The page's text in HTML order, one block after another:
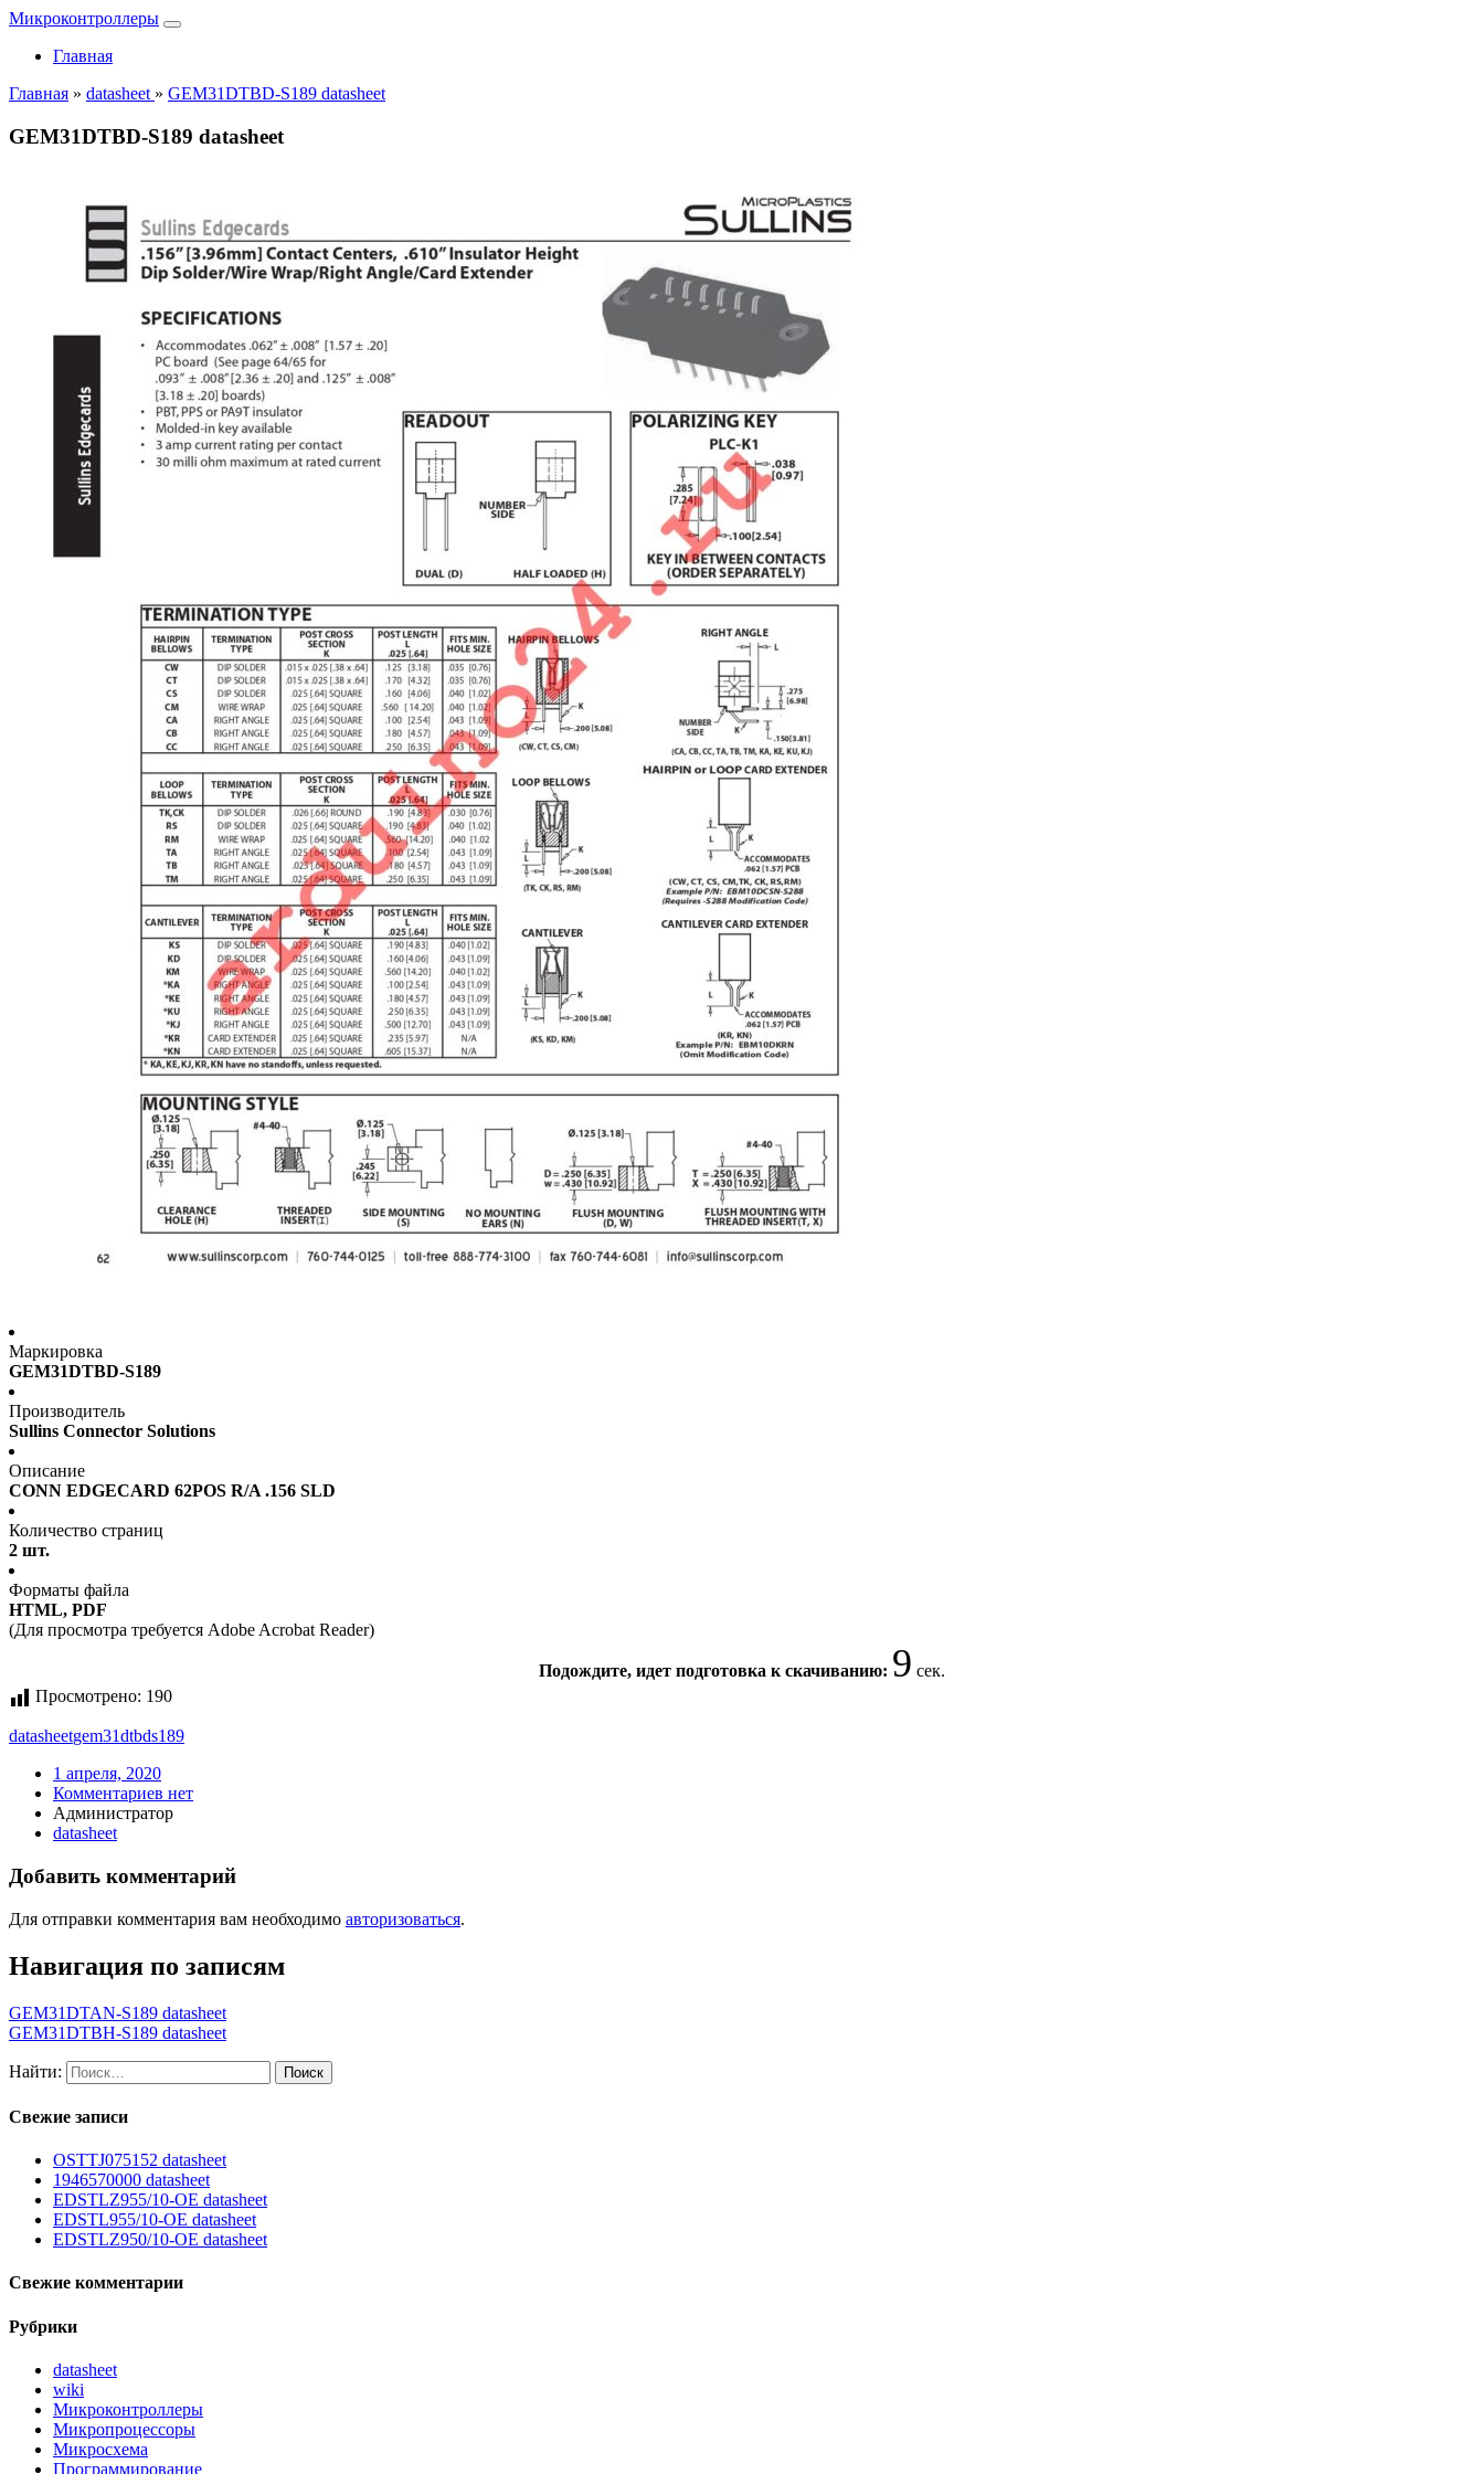
Микроконтроллеры
Главная
Главная » datasheet » GEM31DTBD-S189 datasheet
GEM31DTBD-S189 datasheet
Маркировка
GEM31DTBD-S189
Производитель
Sullins Connector Solutions
Описание
CONN EDGECARD 62POS R/A .156 SLD
Количество страниц
2 шт.
Форматы файла
HTML, PDF
(Для просмотра требуется Adobe Acrobat Reader)
Подождите, идет подготовка к скачиванию: 8 сек.
Просмотрено: 190
datasheetgem31dtbds189
1 апреля, 2020
Комментариев нет
Администратор
datasheet
Добавить комментарий
Для отправки комментария вам необходимо авторизоваться.
Навигация по записям
GEM31DTAN-S189 datasheet
GEM31DTBH-S189 datasheet
Найти:
Свежие записи
OSTTJ075152 datasheet
1946570000 datasheet
EDSTLZ955/10-OE datasheet
EDSTL955/10-OE datasheet
EDSTLZ950/10-OE datasheet
Свежие комментарии
Рубрики
datasheet
wiki
Микроконтроллеры
Микропроцессоры
Микросхема
Программирование